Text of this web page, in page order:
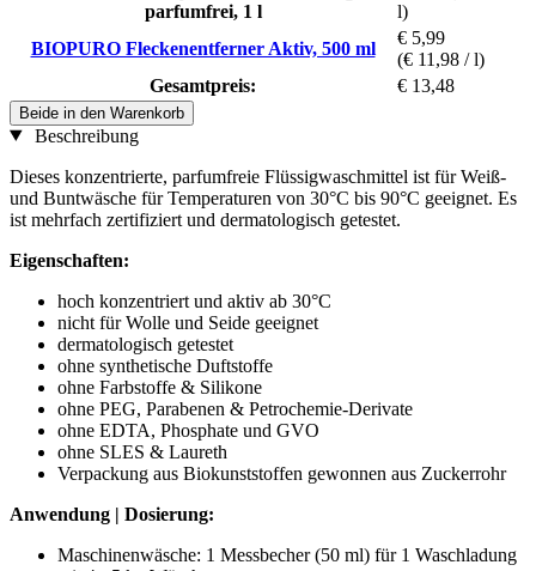
parfumfrei, 1 l
l)
BIOPURO Fleckenentferner Aktiv, 500 ml
€ 5,99
(€ 11,98 / l)
Gesamtpreis:
€ 13,48
Beide in den Warenkorb
Beschreibung
Dieses konzentrierte, parfumfreie Flüssigwaschmittel ist für Weiß-
und Buntwäsche für Temperaturen von 30°C bis 90°C geeignet. Es
ist mehrfach zertifiziert und dermatologisch getestet.
Eigenschaften:
hoch konzentriert und aktiv ab 30°C
nicht für Wolle und Seide geeignet
dermatologisch getestet
ohne synthetische Duftstoffe
ohne Farbstoffe & Silikone
ohne PEG, Parabenen & Petrochemie-Derivate
ohne EDTA, Phosphate und GVO
ohne SLES & Laureth
Verpackung aus Biokunststoffen gewonnen aus Zuckerrohr
Anwendung | Dosierung:
Maschinenwäsche: 1 Messbecher (50 ml) für 1 Waschladung